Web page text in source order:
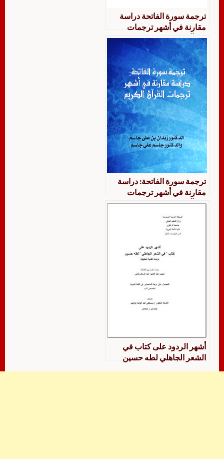
ترجمة سورة الفاتحة دراسة
مقارنة في أشهر ترجمات
القرآن
ترجمة سورة الفاتحة: دراسة
مقارنة في أشهر ترجمات
القرآن الكريم
أشهر الردود على كتاب في
الشعر الجاهلي لطه حسين